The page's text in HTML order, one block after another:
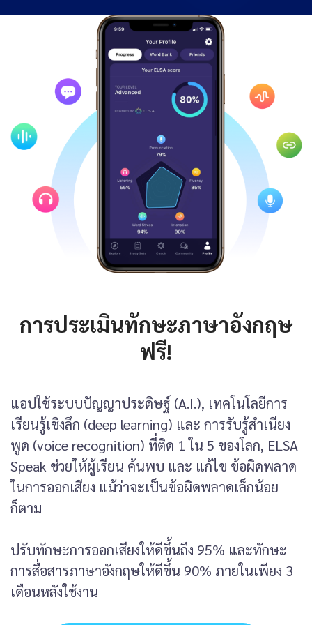
การประเมินทักษะภาษาอังกฤษ
ฟรี!
แอปใช้ระบบปัญญาประดิษฐ์ (A.I.), เทคโนโลยีการ
เรียนรู้เชิงลึก (deep learning) และ การรับรู้สำเนียง
พูด (voice recognition) ที่ติด 1 ใน 5 ของโลก, ELSA
Speak ช่วยให้ผู้เรียน ค้นพบ และ แก้ไข ข้อผิดพลาด
ในการออกเสียง แม้ว่าจะเป็นข้อผิดพลาดเล็กน้อย
ก็ตาม
ปรับทักษะการออกเสียงให้ดีขึ้นถึง 95% และทักษะ
การสื่อสารภาษาอังกฤษให้ดีขึ้น 90% ภายในเพียง 3
เดือนหลังใช้งาน